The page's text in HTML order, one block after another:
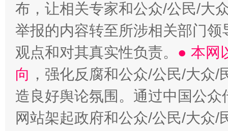
布，让相关专家和公众/公民/大
举报的内容转至所涉相关部门
观点和对其真实性负责。 ● 本网
向 ，强化反腐和公众/公民/大众
造良好舆论氛围。通过中国公
网站架起政府和公众/公民/大众